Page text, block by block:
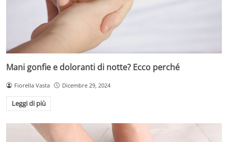
Mani gonfie e doloranti di notte? Ecco perché
Fiorella Vasta Dicembre 29, 2024
Leggi di più